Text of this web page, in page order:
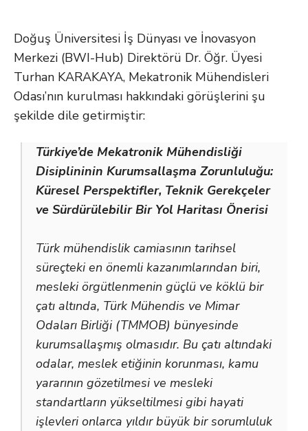
Doğuş Üniversitesi İş Dünyası ve İnovasyon
Merkezi (BWI-Hub) Direktörü Dr. Öğr. Üyesi
Turhan KARAKAYA, Mekatronik Mühendisleri
Odası’nın kurulması hakkındaki görüşlerini şu
şekilde dile getirmiştir:
Türkiye’de Mekatronik Mühendisliği
Disiplininin Kurumsallaşma Zorunluluğu:
Küresel Perspektifler, Teknik Gerekçeler
ve Sürdürülebilir Bir Yol Haritası Önerisi
Türk mühendislik camiasının tarihsel
süreçteki en önemli kazanımlarından biri,
mesleki örgütlenmenin güçlü ve köklü bir
çatı altında, Türk Mühendis ve Mimar
Odaları Birliği (TMMOB) bünyesinde
kurumsallaşmış olmasıdır. Bu çatı altındaki
odalar, meslek etiğinin korunması, kamu
yararının gözetilmesi ve mesleki
standartların yükseltilmesi gibi hayati
işlevleri onlarca yıldır büyük bir sorumluluk